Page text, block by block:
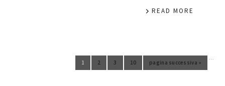
READ MORE
Vai alla pagina
1
Vai alla pagina
2
Vai alla pagina
3
Pagine interim omesse
…
Vai alla pagina
10
Vai alla
pagina successiva »